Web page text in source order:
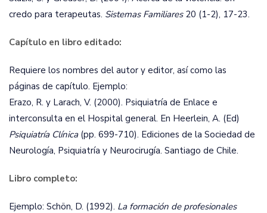
credo para terapeutas. Sistemas Familiares 20 (1-2), 17-23.
Capítulo en libro editado:
Requiere los nombres del autor y editor, así como las
páginas de capítulo. Ejemplo:
Erazo, R. y Larach, V. (2000). Psiquiatría de Enlace e
interconsulta en el Hospital general. En Heerlein, A. (Ed)
Psiquiatría Clínica(pp. 699-710). Ediciones de la Sociedad de
Neurología, Psiquiatría y Neurocirugía. Santiago de Chile.
Libro completo:
Ejemplo: Schön, D. (1992). La formación de profesionales